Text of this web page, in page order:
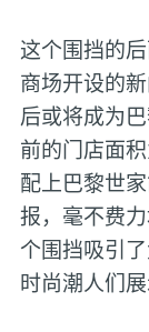
这个围挡的
商场开设的
后或将成为
前的门店面
配上巴黎世
报，毫不费
个围挡吸引
时尚潮人们